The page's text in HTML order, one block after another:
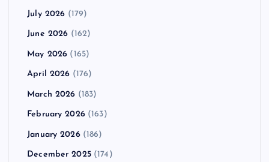
July 2026 (179)
June 2026 (162)
May 2026 (165)
April 2026 (176)
March 2026 (183)
February 2026(163)
January 2026(186)
December 2025(174)